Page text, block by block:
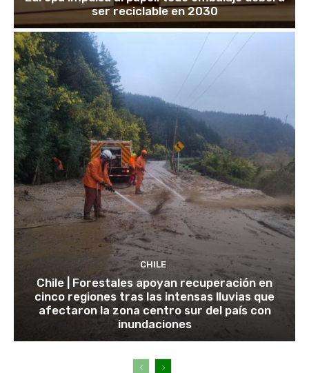
ser reciclable en 2030
CHILE
Chile | Forestales apoyan recuperación en
cinco regiones tras las intensas lluvias que
afectaron la zona centro sur del país con
inundaciones